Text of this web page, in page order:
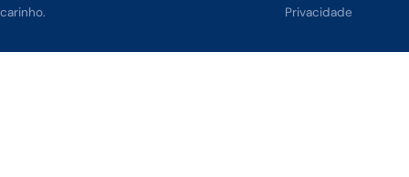
carinho.
Privacidade